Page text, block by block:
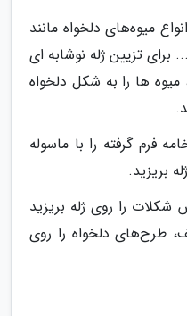
میوه‌های دلخواه مانند
برای تزیین ژله نوشابه ای
میوه ها را به شکل دلخواه
فرم گرفته را با ماسوله
بریزید.
را روی ژله بریزید
طرح‌های دلخواه را روی